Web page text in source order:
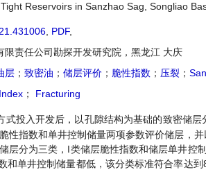
Reservoirs in Sanzhao Sag, Songliao
PDF,
限责任公司勘探开发研究院，黑龙江 大庆
层 ； 致密油 ； 储层评价 ； 脆性指数 ； 压裂 ；
； Fracturing
式投入开发后，以孔隙结构为基础的致密储
性指数和单井控制储量两项参数评价储层，
层分为三类，I类储层脆性指数和储层单井控
和单井控制储量都低，该分类标准符合率达